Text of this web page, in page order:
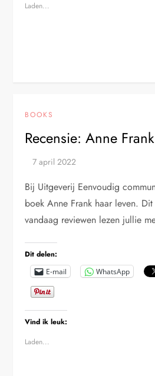
Laden...
BOOKS
Recensie: Anne
Bij Uitgeverij Eenvoudig
boek Anne Frank haar leven.
vandaag reviewen lezen
Dit delen:
E-mail WhatsApp
Vind ik leuk:
Laden...